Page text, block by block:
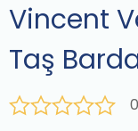
Vincent
Taş